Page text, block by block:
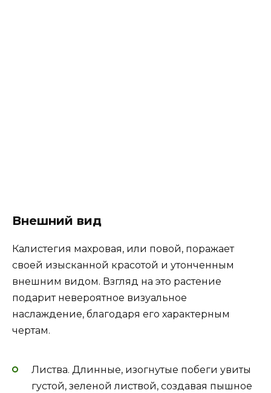
Внешний вид
Калистегия махровая, или повой, поражает
своей изысканной красотой и утонченным
внешним видом. Взгляд на это растение
подарит невероятное визуальное
наслаждение, благодаря его характерным
чертам.
Листва. Длинные, изогнутые побеги увиты
густой, зеленой листвой, создавая пышное